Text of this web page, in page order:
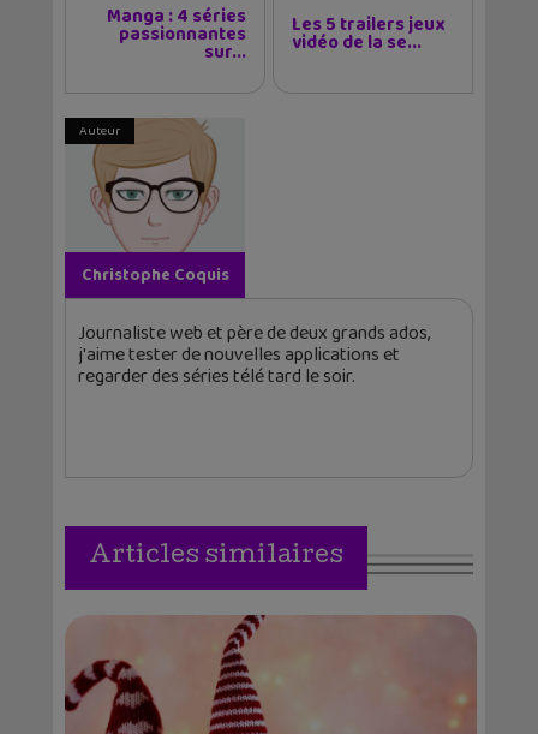
Manga : 4 séries
passionnantes
sur...
Les 5 trailers jeux
vidéo de la se...
Auteur
Christophe Coquis
Journaliste web et père de deux grands ados,
j'aime tester de nouvelles applications et
regarder des séries télé tard le soir.
Articles similaires